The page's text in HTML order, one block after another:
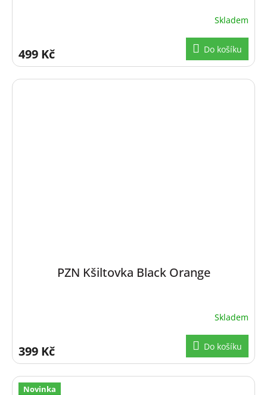
Skladem
499 Kč Do košíku
PZN Kšiltovka Black Orange
Skladem
399 Kč Do košíku
Novinka